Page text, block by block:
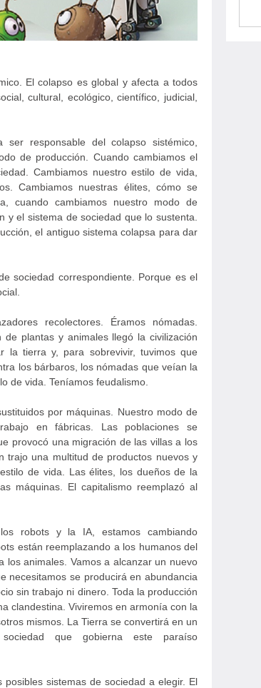
El colapso es global y afecta a todos
cultural, ecológico, científico, judicial,
responsable del colapso sistémico,
de producción. Cuando cambiamos el
Cambiamos nuestro estilo de vida,
Cambiamos nuestras élites, cómo se
cuando cambiamos nuestro modo de
y el sistema de sociedad que lo sustenta.
el antiguo sistema colapsa para dar
sociedad correspondiente. Porque es el
recolectores. Éramos nómadas.
plantas y animales llegó la civilización
la tierra y, para sobrevivir, tuvimos que
los bárbaros, los nómadas que veían la
de vida. Teníamos feudalismo.
por máquinas. Nuestro modo de
en fábricas. Las poblaciones se
provocó una migración de las villas a los
trajo una multitud de productos nuevos y
de vida. Las élites, los dueños de la
máquinas. El capitalismo reemplazó al
robots y la IA, estamos cambiando
están reemplazando a los humanos del
los animales. Vamos a alcanzar un nuevo
necesitamos se producirá en abundancia
sin trabajo ni dinero. Toda la producción
clandestina. Viviremos en armonía con la
mismos. La Tierra se convertirá en un
que gobierna este paraíso
sistemas de sociedad a elegir. El